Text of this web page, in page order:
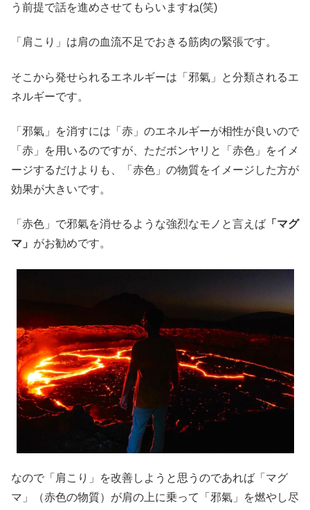
う前提で話を進めさせてもらいますね(笑)
「肩こり」は肩の血流不足でおきる筋肉の緊張です。
そこから発せられるエネルギーは「邪氣」と分類されるエ
ネルギーです。
「邪氣」を消すには「赤」のエネルギーが相性が良いので
「赤」を用いるのですが、ただボンヤリと「赤色」をイメ
ージするだけよりも、「赤色」の物質をイメージした方が
効果が大きいです。
「赤色」で邪氣を消せるような強烈なモノと言えば 「マグ
マ」 がお勧めです。
なので「肩こり」を改善しようと思うのであれば「マグ
マ」（赤色の物質）が肩の上に乗って「邪氣」を燃やし尽